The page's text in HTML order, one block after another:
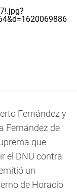
Fernández y
Fernández de
que
el DNU contra
un
de Horacio